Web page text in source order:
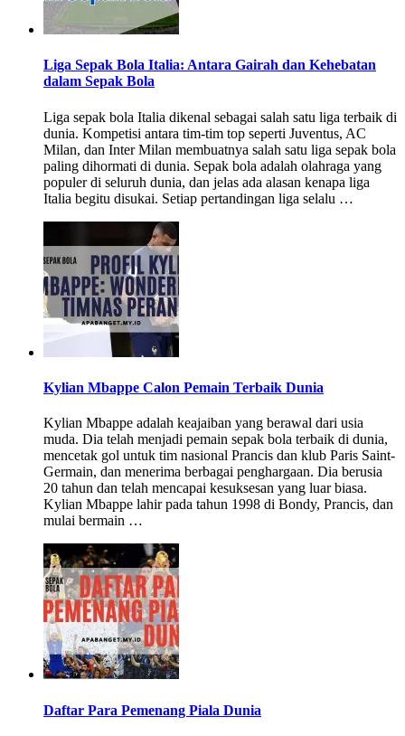
Liga Sepak Bola Italia: Antara Gairah dan Kehebatan
dalam Sepak Bola
Liga sepak bola Italia dikenal sebagai salah satu liga terbaik di
dunia. Kompetisi antara tim-tim top seperti Juventus, AC
Milan, dan Inter Milan membuatnya salah satu liga sepak bola
paling dihormati di dunia. Sepak bola adalah olahraga yang
populer di seluruh dunia, dan jelas ada alasan kenapa liga
Italia begitu disukai. Setiap pertandingan liga selalu …
Kylian Mbappe Calon Pemain Terbaik Dunia
Kylian Mbappe adalah keajaiban yang berawal dari usia
muda. Dia telah menjadi pemain sepak bola terbaik di dunia,
mencetak gol untuk tim nasional Prancis dan klub Paris Saint-
Germain, dan menerima berbagai penghargaan. Dia berusia
20 tahun dan telah mencapai kesuksesan yang luar biasa.
Kylian Mbappe lahir pada tahun 1998 di Bondy, Prancis, dan
mulai bermain …
Daftar Para Pemenang Piala Dunia